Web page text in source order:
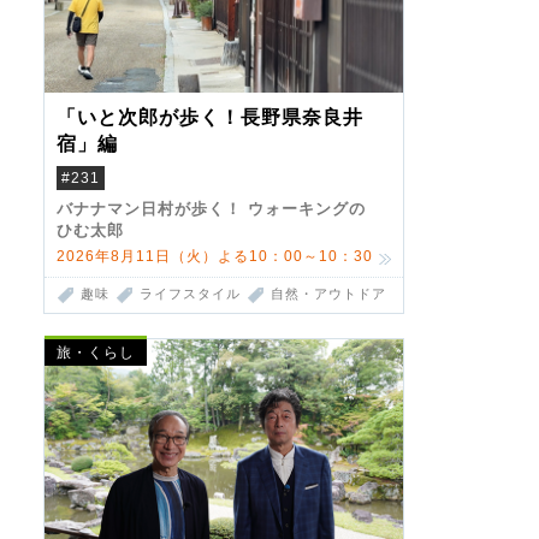
「いと次郎が歩く！長野県奈良井
宿」編
#231
バナナマン日村が歩く！ ウォーキングの
ひむ太郎
2026年8月11日（火）よる10：00～10：30
趣味 ライフスタイル 自然・アウトドア
旅・くらし